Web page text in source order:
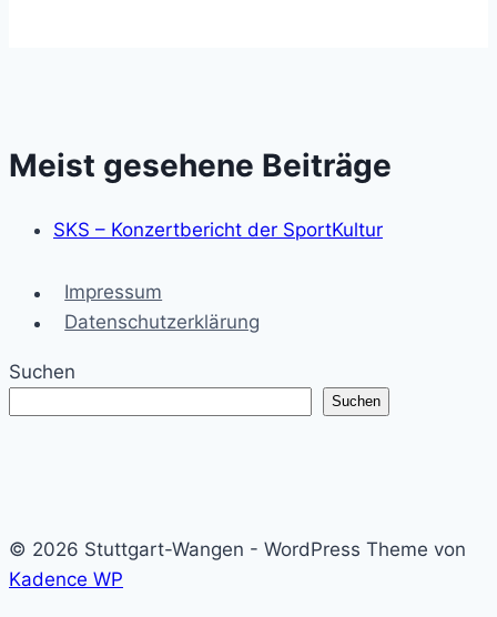
Meist gesehene Beiträge
SKS – Konzertbericht der SportKultur
Impressum
Datenschutzerklärung
Suchen
Suchen
© 2026 Stuttgart-Wangen - WordPress Theme von
Kadence WP